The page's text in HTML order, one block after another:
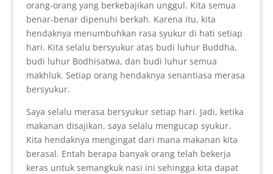
orang-orang yang berkebajikan unggul. Kita semua
benar-benar dipenuhi berkah. Karena itu, kita
hendaknya menumbuhkan rasa syukur di hati setiap
hari. Kita selalu bersyukur atas budi luhur Buddha,
budi luhur Bodhisatwa, dan budi luhur semua
makhluk. Setiap orang hendaknya senantiasa merasa
bersyukur.
Saya selalu merasa bersyukur setiap hari. Jadi, ketika
makanan disajikan, saya selalu mengucap syukur.
Kita hendaknya mengingat dari mana makanan kita
berasal. Entah berapa banyak orang telah bekerja
keras untuk semangkuk nasi ini sehingga kita dapat